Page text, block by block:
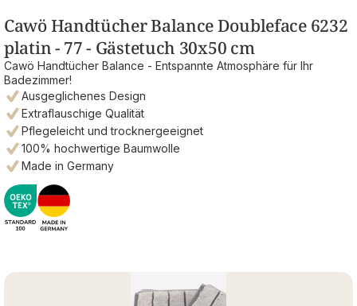
Cawö Handtücher Balance Doubleface 6232
platin - 77 - Gästetuch 30x50 cm
Cawö Handtücher Balance - Entspannte Atmosphäre für Ihr
Badezimmer!
Ausgeglichenes Design
Extraflauschige Qualität
Pflegeleicht und trocknergeeignet
100% hochwertige Baumwolle
Made in Germany